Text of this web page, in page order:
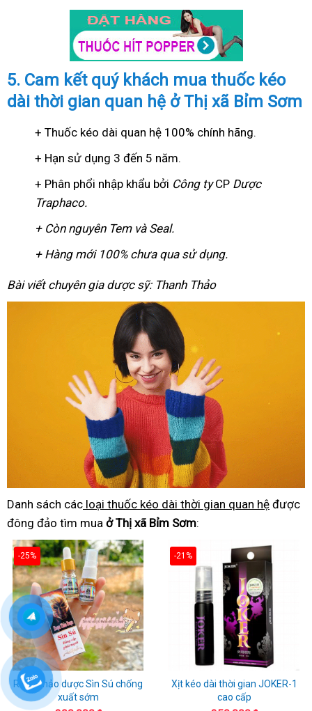
5. Cam kết quý khách mua thuốc kéo
dài thời gian quan hệ ở Thị xã Bỉm Sơm
+ Thuốc kéo dài quan hệ 100% chính hãng.
+ Hạn sử dụng 3 đến 5 năm.
+ Phân phổi nhập khẩu bởi Công tyCP Dược
Traphaco.
+ Còn nguyên Tem và Seal.
+ Hàng mới 100% chưa qua sử dụng.
Bài viết chuyên gia dược sỹ: Thanh Thảo
Danh sách các loại thuốc kéo dài thời gian quan hệ được
đông đảo tìm mua ở Thị xã Bỉm Sơm:
-25%
Rượu thảo dược Sìn Sú chống
xuất sớm
-21%
Xịt kéo dài thời gian JOKER-1
cao cấp